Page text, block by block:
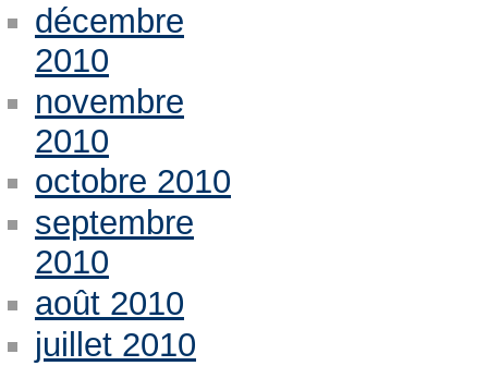
décembre
2010
novembre
2010
octobre 2010
septembre
2010
août 2010
juillet 2010